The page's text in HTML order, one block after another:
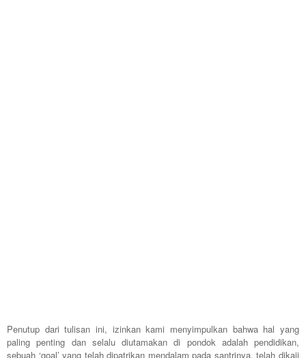
Penutup dari tulisan ini, izinkan kami menyimpulkan bahwa hal yang
paling penting dan selalu diutamakan di pondok adalah pendidikan,
sebuah ‘goal’ yang telah dipatrikan mendalam pada santrinya, telah dikaji